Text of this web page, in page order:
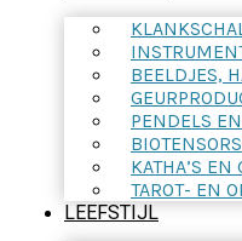
BEELDJES,
PENDELS
BIOTENSORS
KATHA’S EN
TAROT- EN
LEEFSTIJL